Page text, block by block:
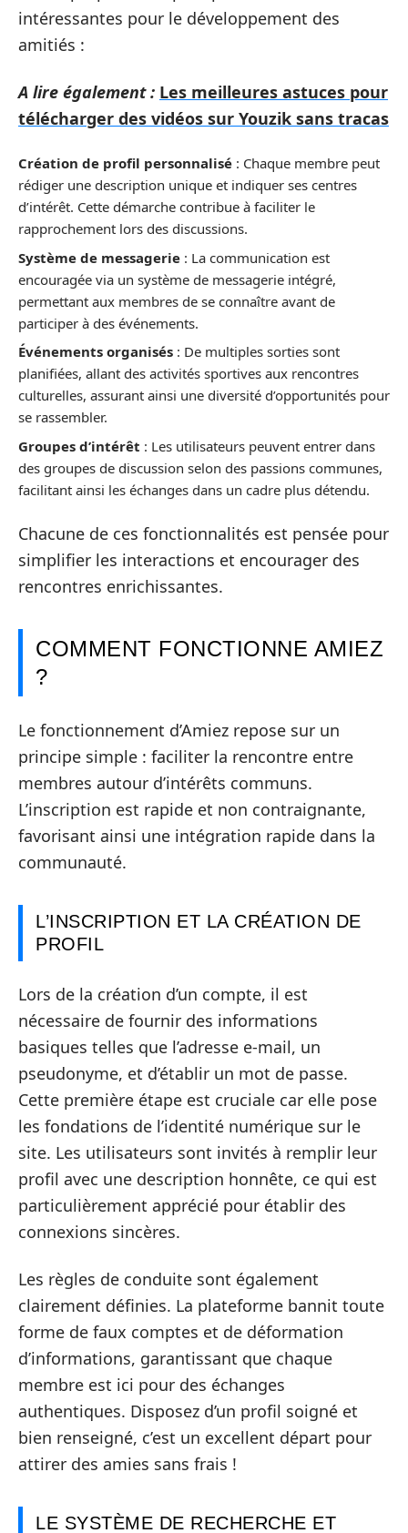
intéressantes pour le développement des
amitiés :
A lire également : Les meilleures astuces pour
télécharger des vidéos sur Youzik sans tracas
Création de profil personnalisé : Chaque membre peut
rédiger une description unique et indiquer ses centres
d’intérêt. Cette démarche contribue à faciliter le
rapprochement lors des discussions.
Système de messagerie : La communication est
encouragée via un système de messagerie intégré,
permettant aux membres de se connaître avant de
participer à des événements.
Événements organisés : De multiples sorties sont
planifiées, allant des activités sportives aux rencontres
culturelles, assurant ainsi une diversité d’opportunités pour
se rassembler.
Groupes d’intérêt : Les utilisateurs peuvent entrer dans
des groupes de discussion selon des passions communes,
facilitant ainsi les échanges dans un cadre plus détendu.
Chacune de ces fonctionnalités est pensée pour
simplifier les interactions et encourager des
rencontres enrichissantes.
COMMENT FONCTIONNE AMIEZ
?
Le fonctionnement d’Amiez repose sur un
principe simple : faciliter la rencontre entre
membres autour d’intérêts communs.
L’inscription est rapide et non contraignante,
favorisant ainsi une intégration rapide dans la
communauté.
L’INSCRIPTION ET LA CRÉATION DE
PROFIL
Lors de la création d’un compte, il est
nécessaire de fournir des informations
basiques telles que l’adresse e-mail, un
pseudonyme, et d’établir un mot de passe.
Cette première étape est cruciale car elle pose
les fondations de l’identité numérique sur le
site. Les utilisateurs sont invités à remplir leur
profil avec une description honnête, ce qui est
particulièrement apprécié pour établir des
connexions sincères.
Les règles de conduite sont également
clairement définies. La plateforme bannit toute
forme de faux comptes et de déformation
d’informations, garantissant que chaque
membre est ici pour des échanges
authentiques. Disposez d’un profil soigné et
bien renseigné, c’est un excellent départ pour
attirer des amies sans frais !
LE SYSTÈME DE RECHERCHE ET